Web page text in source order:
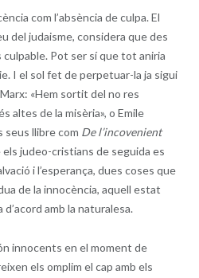
com l’absència de culpa. El
del judaisme, considera que des
culpable. Pot ser sí que tot aniria
I el sol fet de perpetuar-la ja sigui
«Hem sortit del no res
altes de la misèria», o Emile
seus llibre com De l’incovenient
judeo-cristians de seguida es
i l’esperança, dues coses que
de la innocència, aquell estat
amb la naturalesa.
innocents en el moment de
els omplim el cap amb els